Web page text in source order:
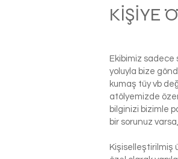
KİŞİYE
Ekibimiz
yoluyla bize
kumaş tüy vb
atölyemizde
bilginizi bizimle
bir sorunuz
Kişiselleştirilmiş